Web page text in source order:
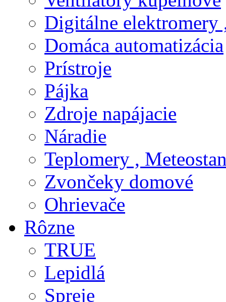
Digitálne elektromery
Domáca automatizácia
Prístroje
Pájka
Zdroje napájacie
Náradie
Teplomery ,
Zvončeky domové
Ohrievače
Rôzne
TRUE
Lepidlá
Spreje